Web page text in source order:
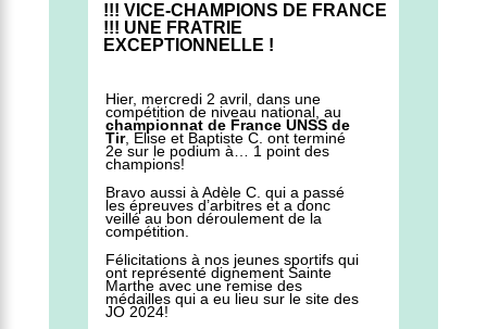
!!! VICE-CHAMPIONS DE FRANCE
!!! UNE FRATRIE
EXCEPTIONNELLE !
Hier, mercredi 2 avril, dans une
compétition de niveau national, au
championnat de France UNSS de
Tir, Elise et Baptiste C. ont terminé
2e sur le podium à… 1 point des
champions!
Bravo aussi à Adèle C. qui a passé
les épreuves d’arbitres et a donc
veillé au bon déroulement de la
compétition.
Félicitations à nos jeunes sportifs qui
ont représenté dignement Sainte
Marthe avec une remise des
médailles qui a eu lieu sur le site des
JO 2024!